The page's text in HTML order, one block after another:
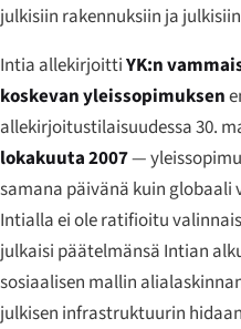
julkisiin rakennuksiin ja
Intia allekirjoittiYK:n
koskevan yleissopimuksen
allekirjoitustilaisuudessa 30.
lokakuuta 2007—
samana päivänä kuin globaali
Intialla ei ole ratifioitu
julkaisi päätelmänsä Intian
sosiaalisen mallin
julkisen infrastruktuurin